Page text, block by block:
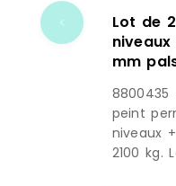
Lot de
niveaux
mm
peint
niveaux
2100 kg.